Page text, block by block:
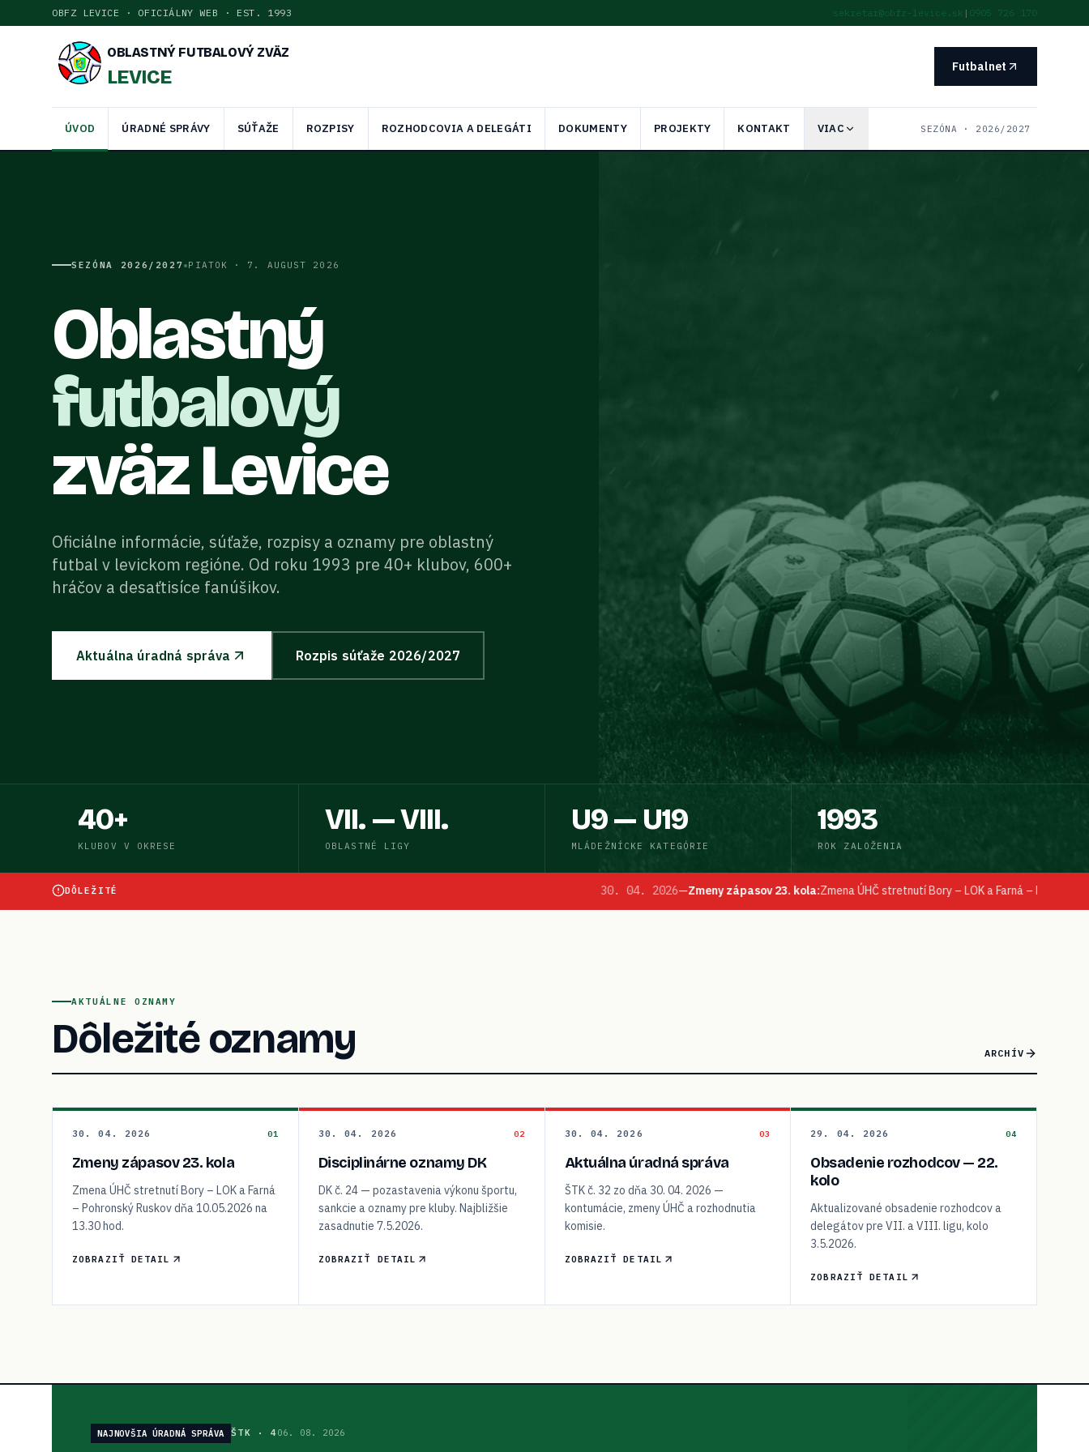
OBFZ LEVICE · OFICIÁLNY WEB · EST. 1993 sekretar@obfz-levice.sk | 0905 726 170
OBLASTNÝ FUTBALOVÝ ZVÄZ
LEVICE Futbalnet
ÚVOD ÚRADNÉ SPRÁVY SÚŤAŽE ROZPISY ROZHODCOVIA A DELEGÁTI DOKUMENTY PROJEKTY KONTAKT VIAC SEZÓNA · 2026/2027
SEZÓNA 2026/2027•PIATOK · 7. AUGUST 2026
Oblastný
futbalový
zväz Levice
Oficiálne informácie, súťaže, rozpisy a oznamy pre oblastný
futbal v levickom regióne. Od roku 1993 pre 40+ klubov, 600+
hráčov a desaťtisíce fanúšikov.
Aktuálna úradná správa Rozpis súťaže 2026/2027
40+
KLUBOV V OKRESE
VII. — VIII.
OBLASTNÉ LIGY
U9 — U19
MLÁDEŽNÍCKE KATEGÓRIE
1993
ROK ZALOŽENIA
DÔLEŽITÉ Zmeny zápasov 23. kola:Zmena ÚHČ stretnutí Bory – LOK a Farná – Pohronský Ruskov dňa 10.05.2026
AKTUÁLNE OZNAMY
Dôležité oznamy ARCHÍV
30. 04. 2026 01
Zmeny zápasov 23. kola
Zmena ÚHČ stretnutí Bory – LOK a Farná
– Pohronský Ruskov dňa 10.05.2026 na
13.30 hod.
ZOBRAZIŤ DETAIL
30. 04. 2026 02
Disciplinárne oznamy DK
DK č. 24 — pozastavenia výkonu športu,
sankcie a oznamy pre kluby. Najbližšie
zasadnutie 7.5.2026.
ZOBRAZIŤ DETAIL
30. 04. 2026 03
Aktuálna úradná správa
ŠTK č. 32 zo dňa 30. 04. 2026 —
kontumácie, zmeny ÚHČ a rozhodnutia
komisie.
ZOBRAZIŤ DETAIL
29. 04. 2026 04
Obsadenie rozhodcov — 22.
kolo
Aktualizované obsadenie rozhodcov a
delegátov pre VII. a VIII. ligu, kolo
3.5.2026.
ZOBRAZIŤ DETAIL
NAJNOVŠIA ÚRADNÁ SPRÁVA ŠTK · 406. 08. 2026